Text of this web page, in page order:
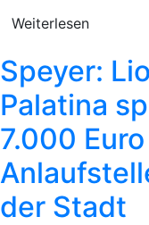
Weiterlesen
Speyer:
Palatina
7.000
der Stadt